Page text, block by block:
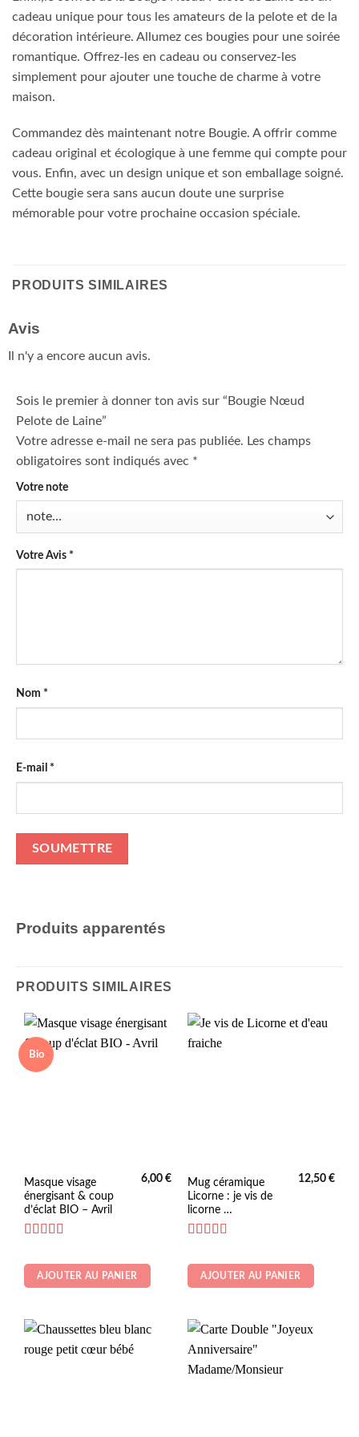
cadeau unique pour tous les amateurs de la pelote et de la
décoration intérieure. Allumez ces bougies pour une soirée
romantique. Offrez-les en cadeau ou conservez-les
simplement pour ajouter une touche de charme à votre
maison.
Commandez dès maintenant notre Bougie. A offrir comme
cadeau original et écologique à une femme qui compte pour
vous. Enfin, avec un design unique et son emballage soigné.
Cette bougie sera sans aucun doute une surprise
mémorable pour votre prochaine occasion spéciale.
PRODUITS SIMILAIRES
Avis
Il n'y a encore aucun avis.
Sois le premier à donner ton avis sur “Bougie Nœud
Pelote de Laine”
Votre adresse e-mail ne sera pas publiée. Les champs
obligatoires sont indiqués avec *
Votre note
Votre Avis *
Nom *
E-mail *
Produits apparentés
PRODUITS SIMILAIRES
Bio
Masque visage
énergisant & coup
d’éclat BIO – Avril
6,00€
AJOUTER AU PANIER
Mug céramique
Licorne : je vis de
licorne …
12,50€
AJOUTER AU PANIER